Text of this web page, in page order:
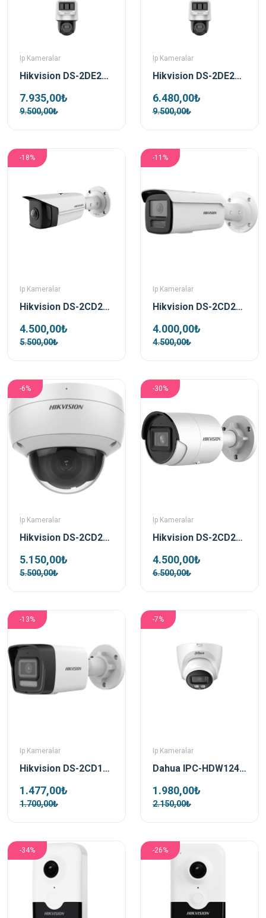
Ip Kameralar
Hikvision DS-2DE2C400IWG-K/4G/C05S10 4 MP 2.8mm Pro Solar IP Güvenlik Kamerası
7.935,00₺
9.500,00₺
Ip Kameralar
Hikvision DS-2DE2C200IWG-K/4G/C05S10 2 MP 2.8mm Pro Solar IP Güvenlik Kamerası
6.480,00₺
9.500,00₺
-18%
Ip Kameralar
Hikvision DS-2CD2T45G0P-I 4 MP 1.68mm Super Wide Angel Fixed Bullet IP Güvenlik Kamerası
4.500,00₺
5.500,00₺
-11%
Ip Kameralar
Hikvision DS-2CD2T26G2-4I 2MP 2.8mm Acusense Bullet IP Güvenlik Kamerası
4.000,00₺
4.500,00₺
-6%
Ip Kameralar
Hikvision DS-2CD2183G2-IU Acusense 8 MP 2.8mm IP Dome Güvenlik Kamerası
5.150,00₺
5.500,00₺
-30%
Ip Kameralar
Hikvision DS-2CD2083G2-IU 2.8mm 8 Mp Kamera Bullet Ip Güvenlik Kamerası
4.500,00₺
6.500,00₺
-13%
Ip Kameralar
Hikvision DS-2CD1023G2-LIUF 4mm 2 MP Smart Light Bullet Güvenlik Kamerası
1.477,00₺
1.700,00₺
-7%
Ip Kameralar
Dahua IPC-HDW1249T-S-IL-0280B 2mp 2.8mm Full Color Sesli Dome Ip Güvenlik Kamerası
1.980,00₺
2.150,00₺
-34% -26%